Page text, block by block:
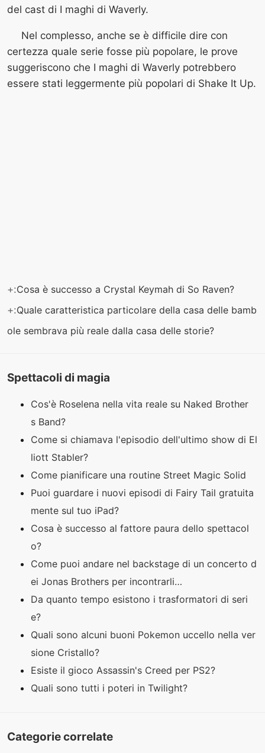
del cast di I maghi di Waverly.
Nel complesso, anche se è difficile dire con
certezza quale serie fosse più popolare, le prove
suggeriscono che I maghi di Waverly potrebbero
essere stati leggermente più popolari di Shake It Up.
+:Cosa è successo a Crystal Keymah di So Raven?
+:Quale caratteristica particolare della casa delle bamb
ole sembrava più reale dalla casa delle storie?
Spettacoli di magia
Cos'è Roselena nella vita reale su Naked Brother
s Band?
Come si chiamava l'episodio dell'ultimo show di El
liott Stabler?
Come pianificare una routine Street Magic Solid
Puoi guardare i nuovi episodi di Fairy Tail gratuita
mente sul tuo iPad?
Cosa è successo al fattore paura dello spettacol
o?
Come puoi andare nel backstage di un concerto d
ei Jonas Brothers per incontrarli…
Da quanto tempo esistono i trasformatori di seri
e?
Quali sono alcuni buoni Pokemon uccello nella ver
sione Cristallo?
Esiste il gioco Assassin's Creed per PS2?
Quali sono tutti i poteri in Twilight?
Categorie correlate